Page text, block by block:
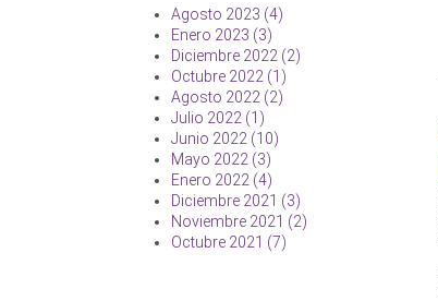
Agosto 2023 (4)
Enero 2023 (3)
Diciembre 2022 (2)
Octubre 2022 (1)
Agosto 2022 (2)
Julio 2022 (1)
Junio 2022 (10)
Mayo 2022 (3)
Enero 2022 (4)
Diciembre 2021 (3)
Noviembre 2021 (2)
Octubre 2021 (7)